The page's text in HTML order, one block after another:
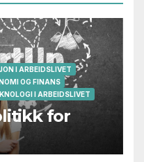
I ARBEIDSLIVET
OG FINANS
I ARBEIDSLIVET
for
svikter